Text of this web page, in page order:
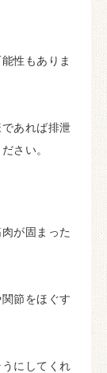
性もありま
あれば排泄
さい。
が固まった
節をほぐす
にしてくれ